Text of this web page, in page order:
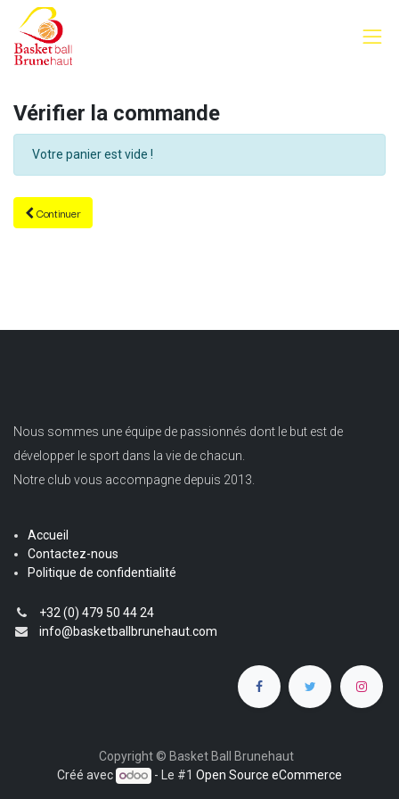
Vérifier la commande
Votre panier est vide !
Continuer
Nous sommes une équipe de passionnés dont le but est de
développer le sport dans la vie de chacun.
Notre club vous accompagne depuis 2013.
Accueil
Contactez-nous
Politique de confidentialité
+32 (0) 479 50 44 24
info@basketballbrunehaut.com
Copyright © Basket Ball Brunehaut
Créé avec
- Le #1Open Source eCommerce